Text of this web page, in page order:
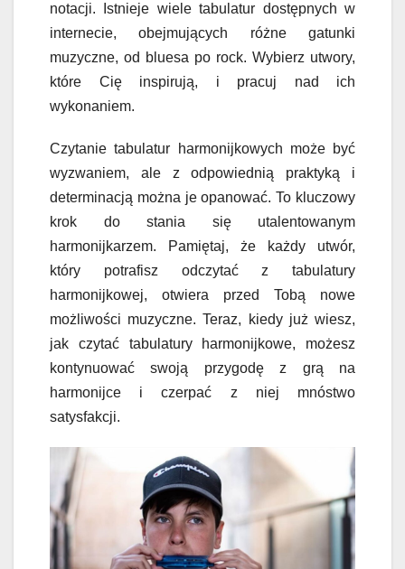
notacji. Istnieje wiele tabulatur dostępnych w
internecie, obejmujących różne gatunki
muzyczne, od bluesa po rock. Wybierz utwory,
które Cię inspirują, i pracuj nad ich
wykonaniem.
Czytanie tabulatur harmonijkowych może być
wyzwaniem, ale z odpowiednią praktyką i
determinacją można je opanować. To kluczowy
krok do stania się utalentowanym
harmonijkarzem. Pamiętaj, że każdy utwór,
który potrafisz odczytać z tabulatury
harmonijkowej, otwiera przed Tobą nowe
możliwości muzyczne. Teraz, kiedy już wiesz,
jak czytać tabulatury harmonijkowe, możesz
kontynuować swoją przygodę z grą na
harmonijce i czerpać z niej mnóstwo
satysfakcji.